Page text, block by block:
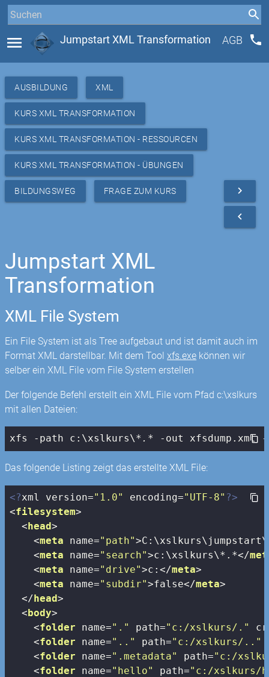
menu Jumpstart XML Transformation AGB phone
AUSBILDUNG XML
KURS XML TRANSFORMATION
KURS XML TRANSFORMATION - RESSOURCEN
KURS XML TRANSFORMATION - ÜBUNGEN
BILDUNGSWEG FRAGE ZUM KURS navigate_next
navigate_before
Jumpstart XML
Transformation
XML File System
Ein File System ist als Tree aufgebaut und ist damit auch im
Format XML darstellbar. Mit dem Toolxfs.exe können wir
selber ein XML File vom File System erstellen
Der folgende Befehl erstellt ein XML File vom Pfad c:\xslkurs
mit allen Dateien:
xfs -path c:\xslkurs\*.* -out xfsdump.xml
Das folgende Listing zeigt das erstellte XML File:
<?xml version="1.0" encoding="UTF-8" ?>
<filesystem>
<head>
<meta name="path">C:\xslkurs\jumpstart\
<meta name="search">c:\xslkurs\*.*</
<meta name="drive">c:</meta>
<meta name="subdir">false</meta>
</head>
<body>
<folder name="." path="c:/xslkurs/."
<folder name=".." path="c:/xslkurs/.."
<folder name=".metadata" path="c:/
<folder name="hello" path="c:/xslkurs/